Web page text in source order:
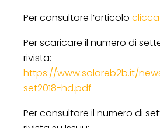
Per consultare l’articolo
Per scaricare il numero di
rivista:
https://www.solareb2b.it/
set2018-hd.pdf
Per consultare il numero di